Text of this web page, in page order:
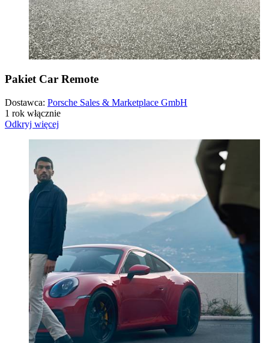
Pakiet Car Remote
Dostawca: Porsche Sales & Marketplace GmbH
1 rok włącznie
Odkryj więcej